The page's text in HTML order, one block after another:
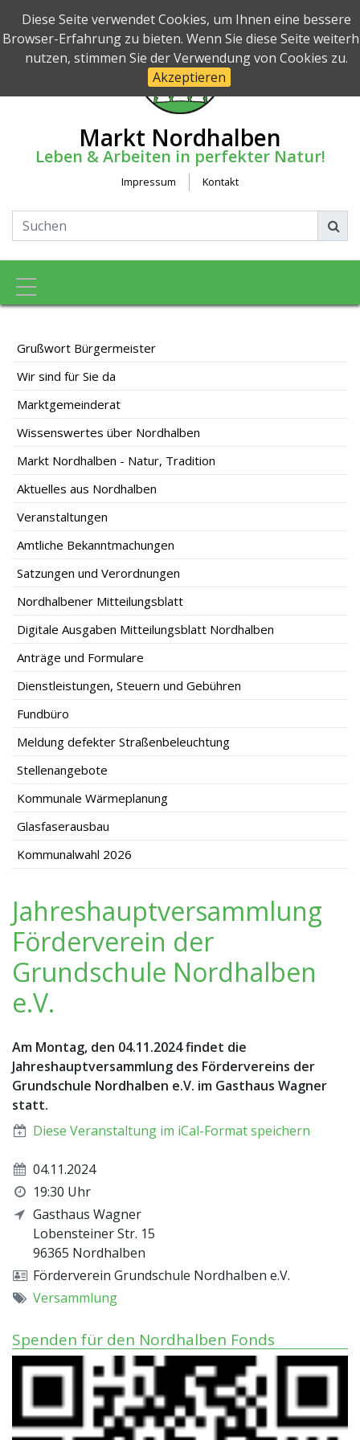
Diese Seite verwendet Cookies, um Ihnen eine bessere
Browser-Erfahrung zu bieten. Wenn Sie diese Seite
nutzen, stimmen Sie der Verwendung von Cookies zu.
Akzeptieren
Markt Nordhalben
Leben & Arbeiten in perfekter Natur!
Impressum Kontakt
Toggle navigation
Grußwort Bürgermeister
Wir sind für Sie da
Marktgemeinderat
Wissenswertes über Nordhalben
Markt Nordhalben - Natur, Tradition
Aktuelles aus Nordhalben
Veranstaltungen
Amtliche Bekanntmachungen
Satzungen und Verordnungen
Nordhalbener Mitteilungsblatt
Digitale Ausgaben Mitteilungsblatt Nordhalben
Anträge und Formulare
Dienstleistungen, Steuern und Gebühren
Fundbüro
Meldung defekter Straßenbeleuchtung
Stellenangebote
Kommunale Wärmeplanung
Glasfaserausbau
Kommunalwahl 2026
Jahreshauptversammlung
Förderverein der
Grundschule Nordhalben
e.V.
Am Montag, den 04.11.2024 findet die
Jahreshauptversammlung des Fördervereins der
Grundschule Nordhalben e.V. im Gasthaus Wagner
statt.
Diese Veranstaltung im iCal-Format speichern
04.11.2024
19:30 Uhr
Gasthaus Wagner
Lobensteiner Str. 15
96365 Nordhalben
Förderverein Grundschule Nordhalben e.V.
Versammlung
Spenden für den Nordhalben Fonds